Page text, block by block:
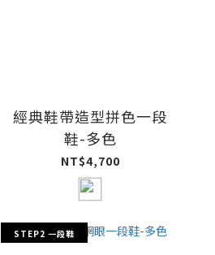
經典鞋帶造型拼色一段
鞋-多色
NT$4,700
STEP2 一段鞋